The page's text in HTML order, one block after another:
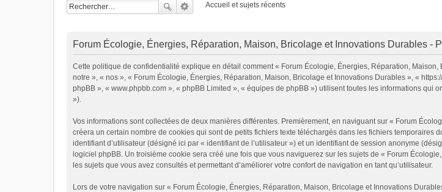
Accueil et sujets récents
Forum Écologie, Énergies, Réparation, Maison, Bricolage et Innovations Durables -
Cette politique de confidentialité explique en détail comment « Forum Écologie, Énergies, Réparation,
notre », « nos », « Forum Écologie, Énergies, Réparation, Maison, Bricolage et Innovations Durables », «
phpBB », « www.phpbb.com », « phpBB Limited », « équipes de phpBB ») utilisent toutes les informations qui
»).
Vos informations sont collectées de deux manières différentes. Premièrement, en naviguant sur « Forum
créera un certain nombre de cookies qui sont de petits fichiers texte téléchargés dans les fichiers temporaires
identifiant d’utilisateur (désigné ici par « identifiant de l’utilisateur ») et un identifiant de session anonyme
logiciel phpBB. Un troisième cookie sera créé une fois que vous naviguerez sur les sujets de « Forum
les sujets que vous avez consultés et permettant d’améliorer votre confort de navigation en tant qu’utilisateur.
Lors de votre navigation sur « Forum Écologie, Énergies, Réparation, Maison, Bricolage et Innovations